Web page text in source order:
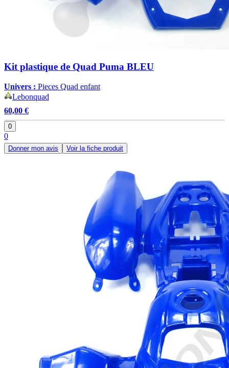
Kit plastique de Quad Puma BLEU
Univers : Pieces Quad enfant
Lebonquad
60,00 €
0
0
Donner mon avis Voir la fiche produit